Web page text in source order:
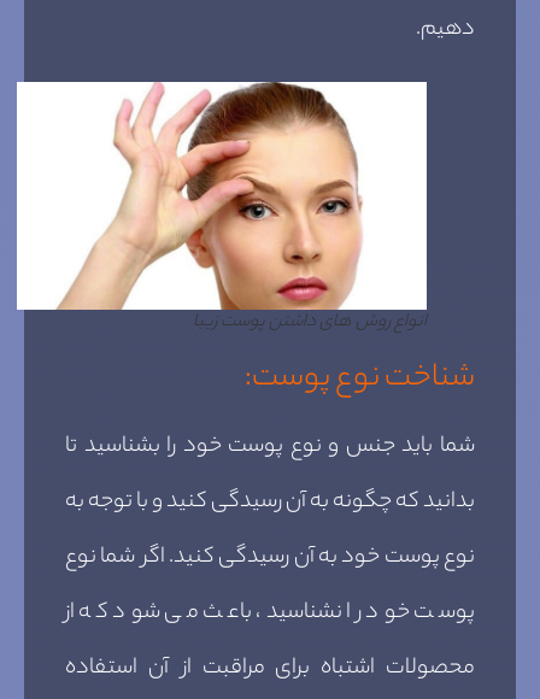
دهیم.
انواع روش های داشتن پوست زیبا
شناخت نوع پوست:
شما باید جنس و نوع پوست خود را بشناسید تا
بدانید که چگونه به آن رسیدگی کنید و با توجه به
نوع پوست خود به آن رسیدگی کنید. اگر شما نوع
پوست خود را نشناسید، باعث می شود که از
محصولات اشتباه برای مراقبت از آن استفاده